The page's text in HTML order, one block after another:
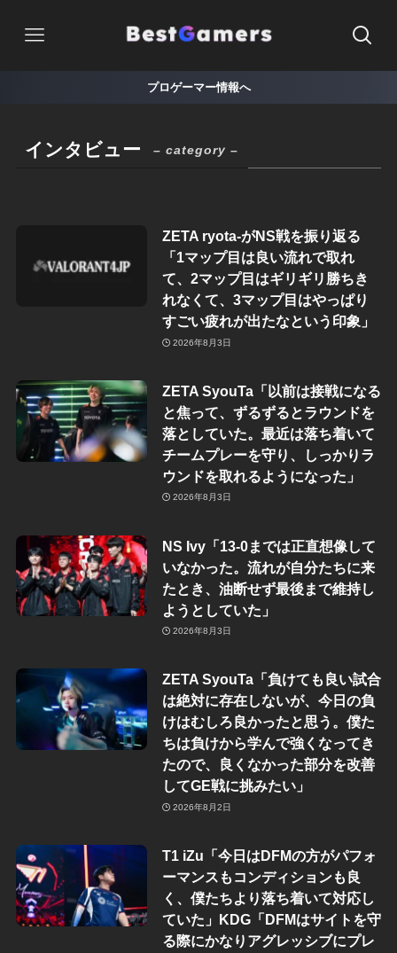
プロゲーマー情報へ
インタビュー – category –
ZETA ryota-がNS戦を振り返る
「1マップ目は良い流れで取れ
て、2マップ目はギリギリ勝ちき
れなくて、3マップ目はやっぱり
すごい疲れが出たなという印象」
2026年8月3日
ZETA SyouTa「以前は接戦になる
と焦って、ずるずるとラウンドを
落としていた。最近は落ち着いて
チームプレーを守り、しっかりラ
ウンドを取れるようになった」
2026年8月3日
NS Ivy「13-0までは正直想像して
いなかった。流れが自分たちに来
たとき、油断せず最後まで維持し
ようとしていた」
2026年8月3日
ZETA SyouTa「負けても良い試合
は絶対に存在しないが、今日の負
けはむしろ良かったと思う。僕た
ちは負けから学んで強くなってき
たので、良くなかった部分を改善
してGE戦に挑みたい」
2026年8月2日
T1 iZu「今日はDFMの方がパフォ
ーマンスもコンディションも良
く、僕たちより落ち着いて対応し
ていた」KDG「DFMはサイトを守
る際にかなりアグレッシブにプレ